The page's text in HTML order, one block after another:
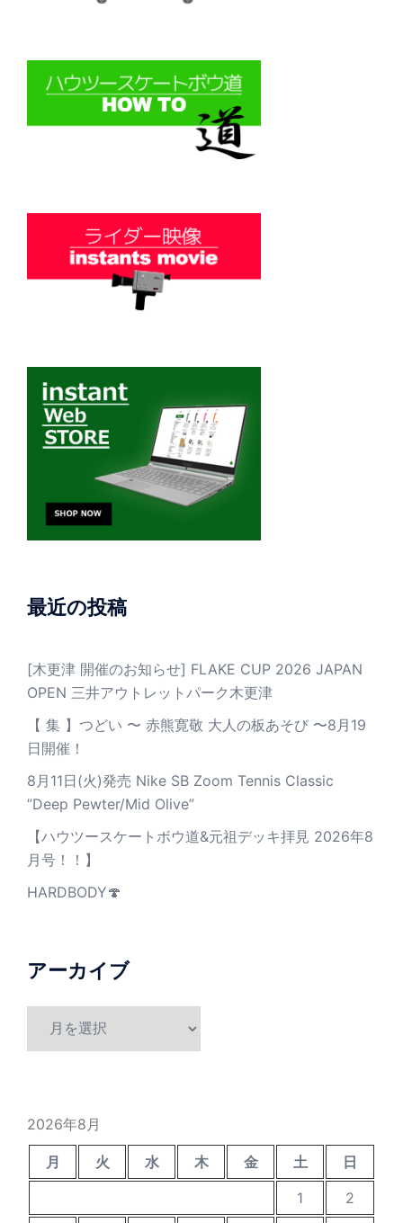
最近の投稿
[木更津 開催のお知らせ] FLAKE CUP 2026 JAPAN
OPEN 三井アウトレットパーク木更津
【 集 】つどい 〜 赤熊寛敬 大人の板あそび 〜8月19
日開催！
8月11日(火)発売 Nike SB Zoom Tennis Classic
”Deep Pewter/Mid Olive”
【ハウツースケートボウ道&元祖デッキ拝見 2026年8
月号！！】
HARDBODY🍄
アーカイブ
2026年8月
月 火 水 木 金 土
日
1
2